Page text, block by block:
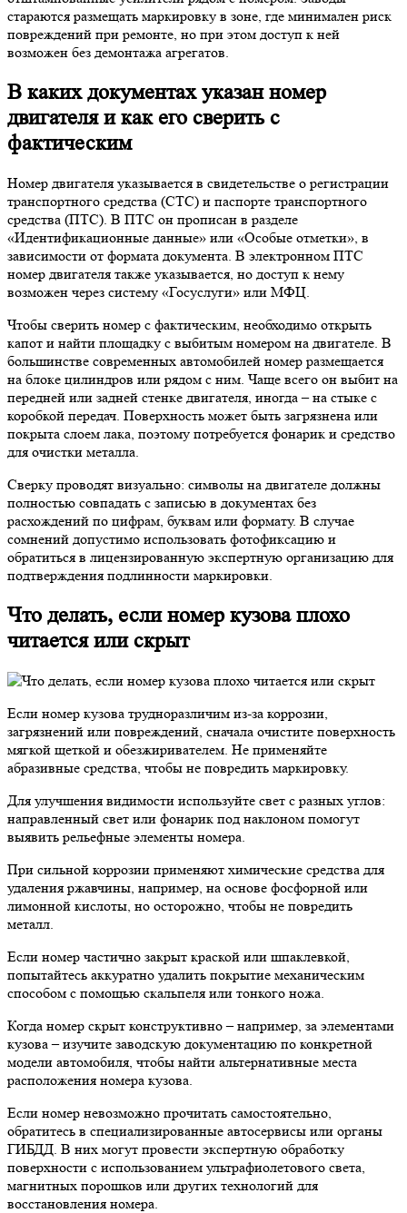
стараются размещать маркировку в зоне, где минимален риск
повреждений при ремонте, но при этом доступ к ней
возможен без демонтажа агрегатов.
В каких документах указан номер
двигателя и как его сверить с
фактическим
Номер двигателя указывается в свидетельстве о регистрации
транспортного средства (СТС) и паспорте транспортного
средства (ПТС). В ПТС он прописан в разделе
«Идентификационные данные» или «Особые отметки», в
зависимости от формата документа. В электронном ПТС
номер двигателя также указывается, но доступ к нему
возможен через систему «Госуслуги» или МФЦ.
Чтобы сверить номер с фактическим, необходимо открыть
капот и найти площадку с выбитым номером на двигателе. В
большинстве современных автомобилей номер размещается
на блоке цилиндров или рядом с ним. Чаще всего он выбит на
передней или задней стенке двигателя, иногда – на стыке с
коробкой передач. Поверхность может быть загрязнена или
покрыта слоем лака, поэтому потребуется фонарик и средство
для очистки металла.
Сверку проводят визуально: символы на двигателе должны
полностью совпадать с записью в документах без
расхождений по цифрам, буквам или формату. В случае
сомнений допустимо использовать фотофиксацию и
обратиться в лицензированную экспертную организацию для
подтверждения подлинности маркировки.
Что делать, если номер кузова плохо
читается или скрыт
Если номер кузова трудноразличим из-за коррозии,
загрязнений или повреждений, сначала очистите поверхность
мягкой щеткой и обезжиривателем. Не применяйте
абразивные средства, чтобы не повредить маркировку.
Для улучшения видимости используйте свет с разных углов:
направленный свет или фонарик под наклоном помогут
выявить рельефные элементы номера.
При сильной коррозии применяют химические средства для
удаления ржавчины, например, на основе фосфорной или
лимонной кислоты, но осторожно, чтобы не повредить
металл.
Если номер частично закрыт краской или шпаклевкой,
попытайтесь аккуратно удалить покрытие механическим
способом с помощью скальпеля или тонкого ножа.
Когда номер скрыт конструктивно – например, за элементами
кузова – изучите заводскую документацию по конкретной
модели автомобиля, чтобы найти альтернативные места
расположения номера кузова.
Если номер невозможно прочитать самостоятельно,
обратитесь в специализированные автосервисы или органы
ГИБДД. В них могут провести экспертную обработку
поверхности с использованием ультрафиолетового света,
магнитных порошков или других технологий для
восстановления номера.